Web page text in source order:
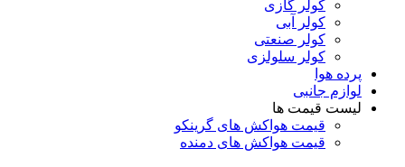
کولر گازی
کولر آبی
کولر صنعتی
کولر سلولزی
پرده هوا
لوازم جانبی
لیست قیمت ها
قیمت هواکش های گرینکو
قیمت هواکش های دمنده